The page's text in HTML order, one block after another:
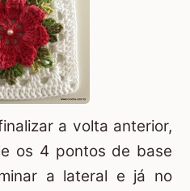
a volta anterior,
os 4 pontos de base
a lateral e já no